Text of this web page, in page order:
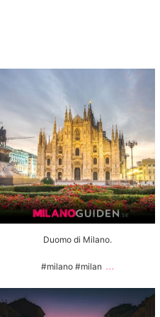
Duomo di Milano.
#milano #milan ...
milanoguiden
Jun 4